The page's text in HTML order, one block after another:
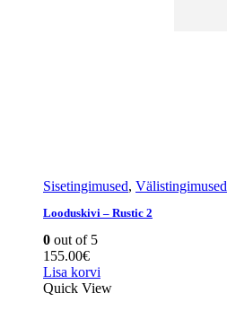
Sisetingimused, Välistingimused
Looduskivi – Rustic 2
0 out of 5
155.00€
Lisa korvi
Quick View